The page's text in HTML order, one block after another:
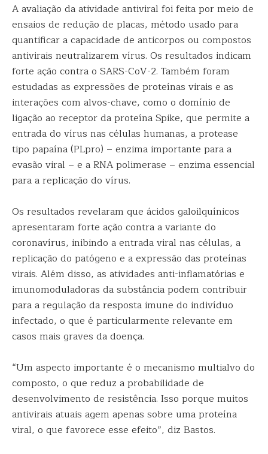
A avaliação da atividade antiviral foi feita por meio de
ensaios de redução de placas, método usado para
quantificar a capacidade de anticorpos ou compostos
antivirais neutralizarem vírus. Os resultados indicam
forte ação contra o SARS-CoV-2. Também foram
estudadas as expressões de proteínas virais e as
interações com alvos-chave, como o domínio de
ligação ao receptor da proteína Spike, que permite a
entrada do vírus nas células humanas, a protease
tipo papaína (PLpro) – enzima importante para a
evasão viral – e a RNA polimerase – enzima essencial
para a replicação do vírus.
Os resultados revelaram que ácidos galoilquínicos
apresentaram forte ação contra a variante do
coronavírus, inibindo a entrada viral nas células, a
replicação do patógeno e a expressão das proteínas
virais. Além disso, as atividades anti-inflamatórias e
imunomoduladoras da substância podem contribuir
para a regulação da resposta imune do indivíduo
infectado, o que é particularmente relevante em
casos mais graves da doença.
“Um aspecto importante é o mecanismo multialvo do
composto, o que reduz a probabilidade de
desenvolvimento de resistência. Isso porque muitos
antivirais atuais agem apenas sobre uma proteína
viral, o que favorece esse efeito”, diz Bastos.